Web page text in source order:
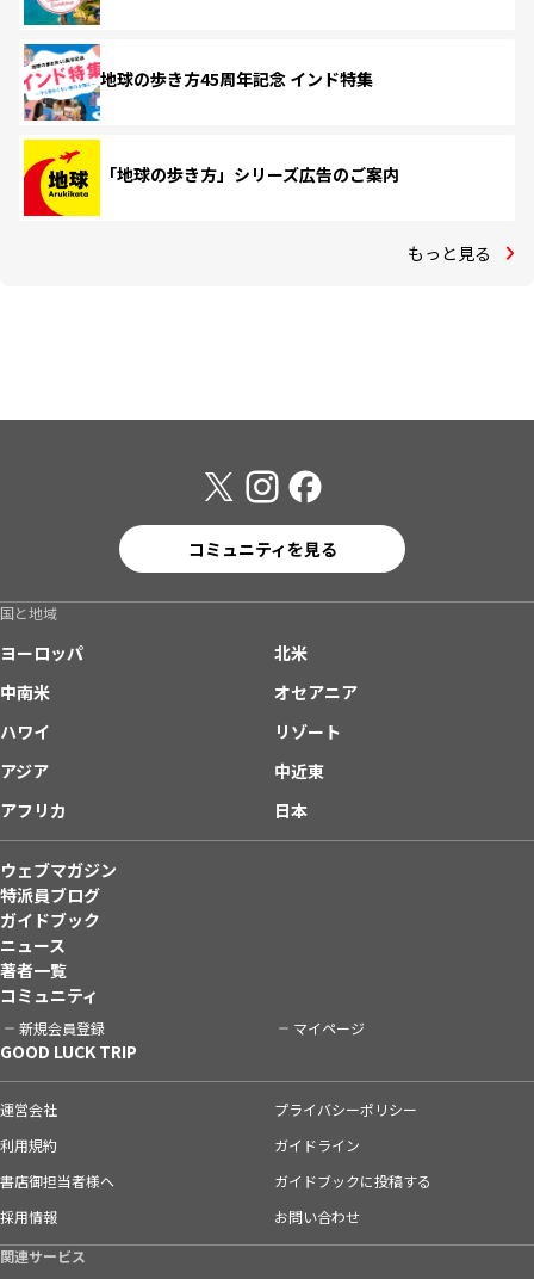
地球の歩き方45周年記念 インド特集
「地球の歩き方」シリーズ広告のご案内
もっと見る
コミュニティを見る
国と地域
ヨーロッパ
北米
中南米
オセアニア
ハワイ
リゾート
アジア
中近東
アフリカ
日本
ウェブマガジン
特派員ブログ
ガイドブック
ニュース
著者一覧
コミュニティ
新規会員登録 マイページ
GOOD LUCK TRIP
運営会社
プライバシーポリシー
利用規約
ガイドライン
書店御担当者様へ
ガイドブックに投稿する
採用情報
お問い合わせ
関連サービス